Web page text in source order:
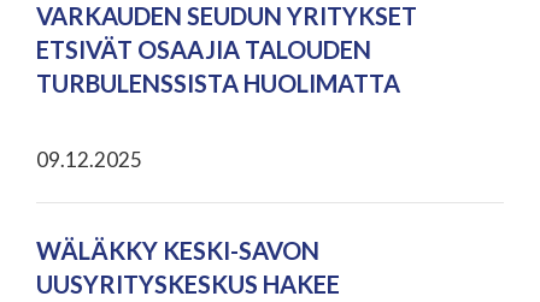
VARKAUDEN SEUDUN YRITYKSET
ETSIVÄT OSAAJIA TALOUDEN
TURBULENSSISTA HUOLIMATTA
09.12.2025
WÄLÄKKY KESKI-SAVON
UUSYRITYSKESKUS HAKEE